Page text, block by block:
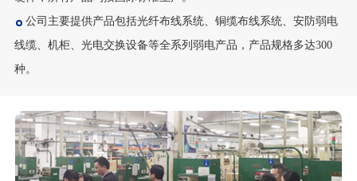
公司主要提供产品包括光纤布线系统、铜缆布线系统、安防弱电
线缆、机柜、光电交换设备等全系列弱电产品，产品规格多达300
种。